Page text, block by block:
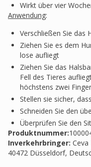
Wirkt über vier
Anwendung:
Verschließen Sie das
Ziehen Sie es dem
lose aufliegt
Ziehen Sie das
Fell des Tieres
höchstens zwei
Stellen sie sicher,
Schneiden Sie den
Überprüfen Sie den
Produktnummer:
Inverkehrbringer: Ceva
40472 Düsseldorf,